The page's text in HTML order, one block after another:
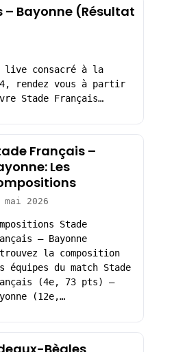
– Bayonne (Résultat
live consacré à la
rendez vous à partir
Stade Français…
Français –
Les
mai 2026
Stade
– Bayonne
la composition
équipes du match Stade
(4e, 73 pts) –
(12e,…